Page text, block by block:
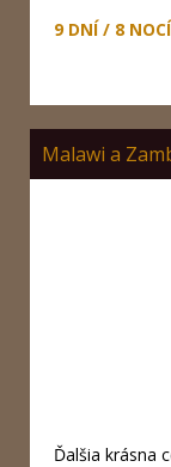
9 DNÍ / 8 NOCÍ
Malawi a
Ďalšia krásna